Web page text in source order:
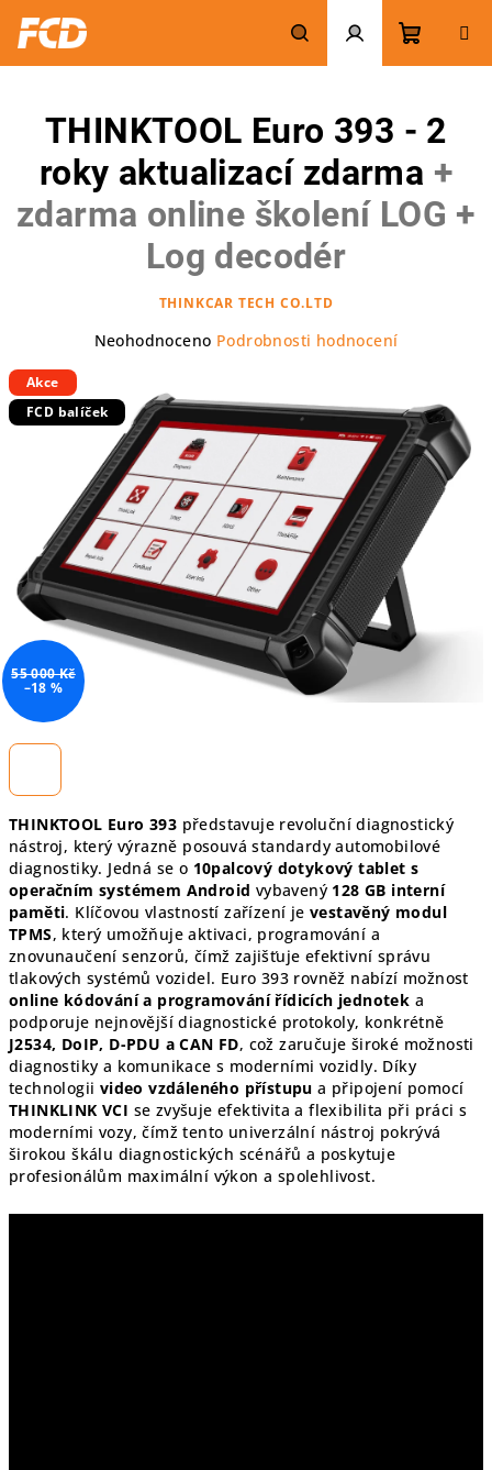
obsah
Hledat Přihlášení
košík
THINKTOOL Euro 393 představuje revoluční diagnostický
nástroj, který výrazně posouvá standardy automobilové
diagnostiky. Jedná se o 10palcový dotykový tablet s
operačním systémem Android vybavený 128 GB interní
paměti. Klíčovou vlastností zařízení jevestavěný modul
TPMS, který umožňuje aktivaci, programování a
znovunaučení senzorů, čímž zajišťuje efektivní správu
tlakových systémů vozidel. Euro 393 rovněž nabízí možnost
online kódování a programování řídicích jednotek a
podporuje nejnovější diagnostické protokoly, konkrétně
J2534, DoIP, D-PDU a CAN FD, což zaručuje široké možnosti
diagnostiky a komunikace s moderními vozidly. Díky
technologii video vzdáleného přístupu a připojení pomocí
THINKLINK VCI se zvyšuje efektivita a flexibilita při práci s
moderními vozy, čímž tento univerzální nástroj pokrývá
širokou škálu diagnostických scénářů a poskytuje
profesionálům maximální výkon a spolehlivost.
THINKTOOL Euro 393 - 2
roky aktualizací zdarma +
zdarma online školení LOG +
Log decodér
THINKCAR TECH CO.LTD
Průměrné
je
0,0
5
hvězdiček.
Neohodnoceno Podrobnosti hodnocení
Akce
FCD balíček
55 000 Kč
–18 %